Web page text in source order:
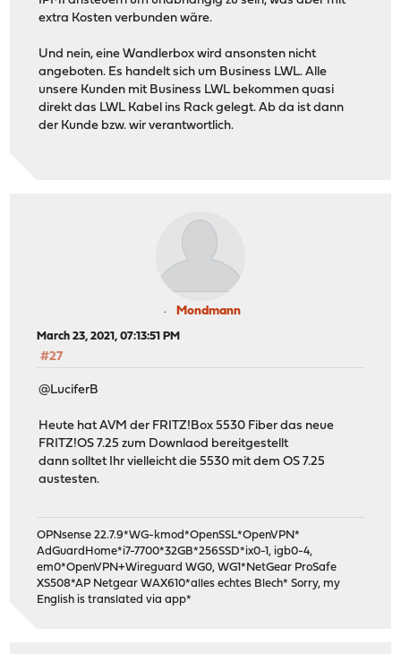
extra Kosten verbunden wäre.
Und nein, eine Wandlerbox wird ansonsten nicht
angeboten. Es handelt sich um Business LWL. Alle
unsere Kunden mit Business LWL bekommen quasi
direkt das LWL Kabel ins Rack gelegt. Ab da ist dann
der Kunde bzw. wir verantwortlich.
Mondmann
March 23, 2021, 07:13:51 PM
#27
@LuciferB
Heute hat AVM der FRITZ!Box 5530 Fiber das neue
FRITZ!OS 7.25 zum Downlaod bereitgestellt
dann solltet Ihr vielleicht die 5530 mit dem OS 7.25
austesten.
OPNsense 22.7.9*WG-kmod*OpenSSL*OpenVPN*
AdGuardHome*i7-7700*32GB*256SSD*ix0-1, igb0-4,
em0*OpenVPN+Wireguard WG0, WG1*NetGear ProSafe
XS508*AP Netgear WAX610*alles echtes Blech* Sorry, my
English is translated via app*